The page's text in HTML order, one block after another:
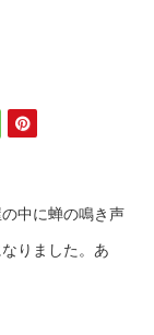
中に蝉の鳴き声
りました。あ